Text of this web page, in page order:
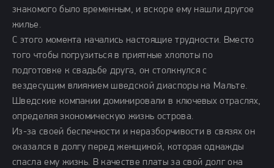
знакомого было временным, и вскоре ему нашли другое
жилье.
С этого момента начались настоящие трудности. Вместо
того чтобы погрузиться в приятные хлопоты по
подготовке к свадьбе друга, он столкнулся с
вездесущим влиянием шведской диаспоры на Мальте.
Шведские компании доминировали в ключевых отраслях,
определяя экономическую жизнь острова.
Из-за своей беспечности и неразборчивости в связях он
оказался в долгу перед женщиной, которая однажды
спасла ему жизнь. В качестве платы за свой долг она